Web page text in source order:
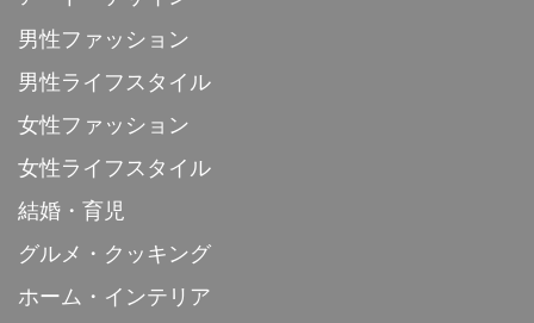
男性ファッション
男性ライフスタイル
女性ファッション
女性ライフスタイル
結婚・育児
グルメ・クッキング
ホーム・インテリア